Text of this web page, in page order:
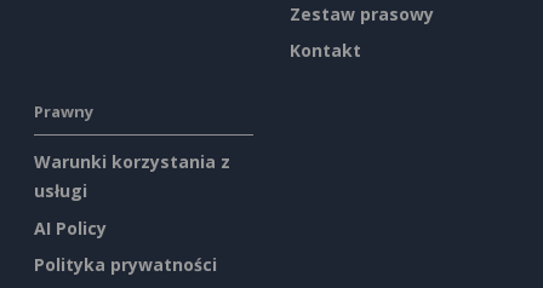
Zestaw prasowy
Kontakt
Prawny
Warunki korzystania z
usługi
AI Policy
Polityka prywatności